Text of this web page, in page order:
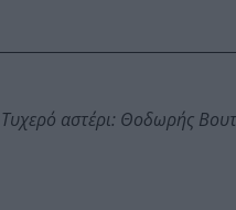
Τυχερό αστέρι: Θοδωρής